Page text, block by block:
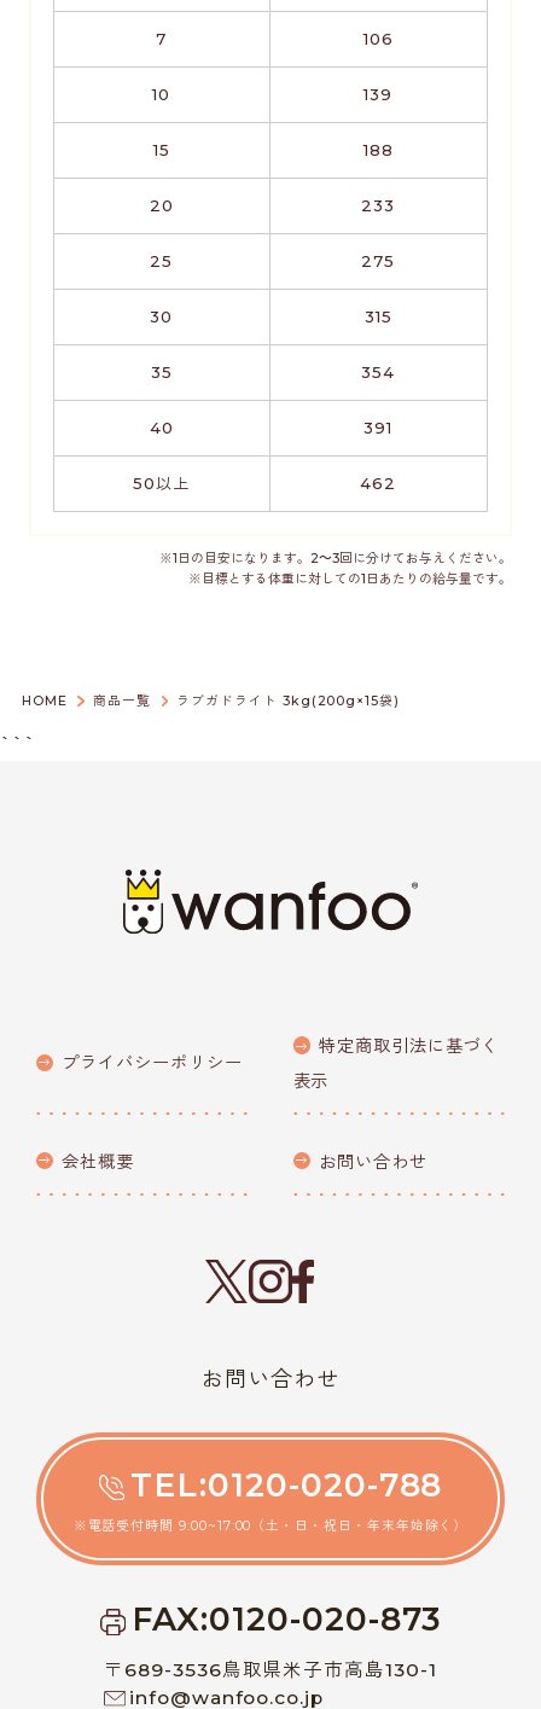
7 106
10 139
15 188
20 233
25 275
30 315
35 354
40 391
50以上 462
※1日の目安になります。2～3回に分けてお与えください。
※目標とする体重に対しての1日あたりの給与量です。
HOME 商品一覧 ラブガドライト 3kg(200g×15袋)
```
プライバシーポリシー
特定商取引法に基づく
表示
会社概要 お問い合わせ
お問い合わせ
TEL:0120-020-788
※電話受付時間 9:00~17:00（土・日・祝日・年末年始除く）
FAX:0120-020-873
〒689-3536鳥取県米子市高島130-1
info@wanfoo.co.jp